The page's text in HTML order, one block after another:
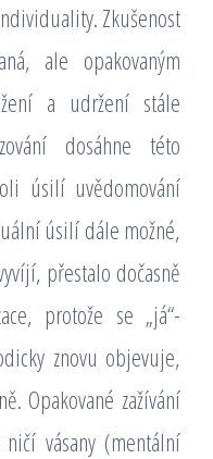
Zkušenost
ale opakovaným
a udržení stále
dosáhne této
úsilí uvědomování
úsilí dále možné,
přestalo dočasně
protože se „já“-
znovu objevuje,
Opakované zažívání
vásany (mentální